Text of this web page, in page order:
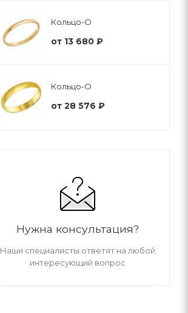
Кольцо-О
от 13 680 ₽
Кольцо-О
от 28 576 ₽
Нужна консультация?
Наши специалисты ответят на любой
интересующий вопрос